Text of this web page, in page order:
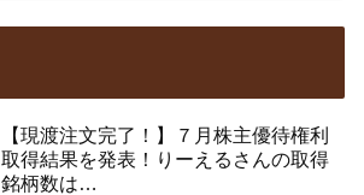
【現渡注文完了！】７月株主優待権利
取得結果を発表！りーえるさんの取得
銘柄数は…